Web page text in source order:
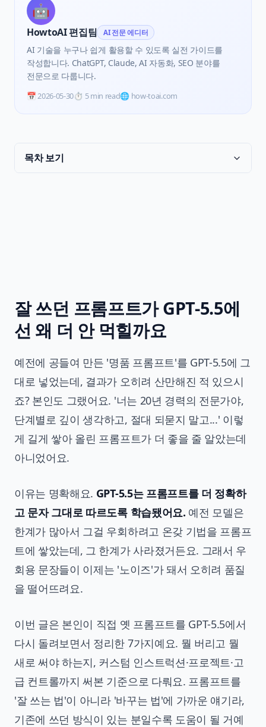
🤖
HowtoAI 편집팀 AI 전문 에디터
AI 기술을 누구나 쉽게 활용할 수 있도록 실전 가이드를
작성합니다. ChatGPT, Claude, AI 자동화, SEO 분야를
전문으로 다룹니다.
📅2026-05-30⏱️ 5 min read🌐 how-toai.com
목차 보기
잘 쓰던 프롬프트가 GPT-5.5에
선 왜 더 안 먹힐까요
예전에 공들여 만든 '명품 프롬프트'를 GPT-5.5에 그
대로 넣었는데, 결과가 오히려 산만해진 적 있으시
죠? 본인도 그랬어요. '너는 20년 경력의 전문가야,
단계별로 깊이 생각하고, 절대 되묻지 말고...' 이렇
게 길게 쌓아 올린 프롬프트가 더 좋을 줄 알았는데
아니었어요.
이유는 명확해요. GPT-5.5는 프롬프트를 더 정확하
고 문자 그대로 따르도록 학습됐어요. 예전 모델은
한계가 많아서 그걸 우회하려고 온갖 기법을 프롬프
트에 쌓았는데, 그 한계가 사라졌거든요. 그래서 우
회용 문장들이 이제는 '노이즈'가 돼서 오히려 품질
을 떨어뜨려요.
이번 글은 본인이 직접 옛 프롬프트를 GPT-5.5에서
다시 돌려보면서 정리한 7가지예요. 뭘 버리고 뭘
새로 써야 하는지, 커스텀 인스트럭션·프로젝트·고
급 컨트롤까지 써본 기준으로 다뤄요. 프롬프트를
'잘 쓰는 법'이 아니라 '바꾸는 법'에 가까운 얘기라,
기존에 쓰던 방식이 있는 분일수록 도움이 될 거예